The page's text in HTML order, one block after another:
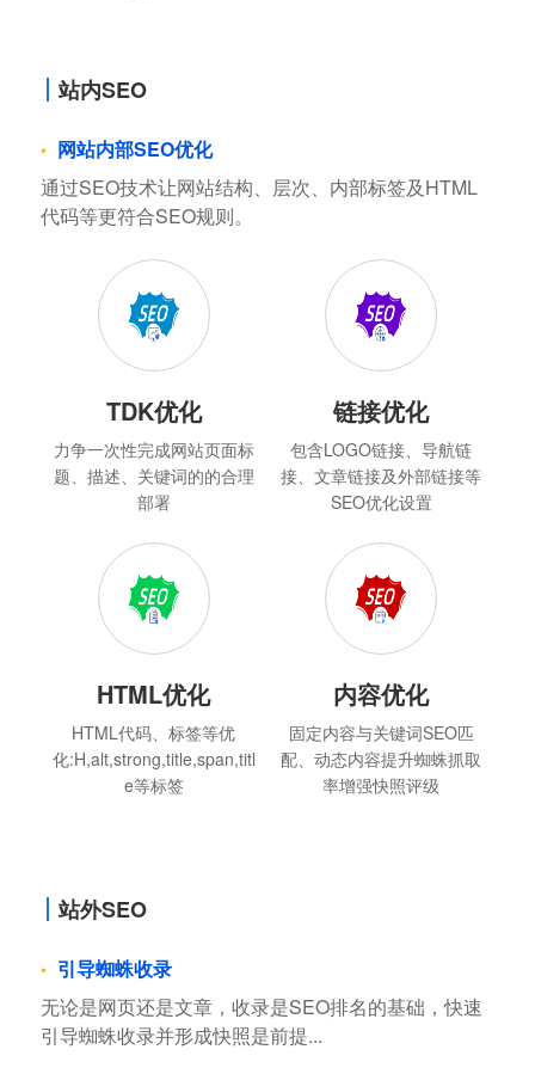
站内SEO
网站内部SEO优化
通过SEO技术让网站结构、层次、内部标签及HTML
代码等更符合SEO规则。
TDK优化
力争一次性完成网站页面标
题、描述、关键词的的合理
部署
链接优化
包含LOGO链接、导航链
接、文章链接及外部链接等
SEO优化设置
HTML优化
HTML代码、标签等优
化:H,alt,strong,title,span,titl
e等标签
内容优化
固定内容与关键词SEO匹
配、动态内容提升蜘蛛抓取
率增强快照评级
站外SEO
引导蜘蛛收录
无论是网页还是文章，收录是SEO排名的基础，快速
引导蜘蛛收录并形成快照是前提...